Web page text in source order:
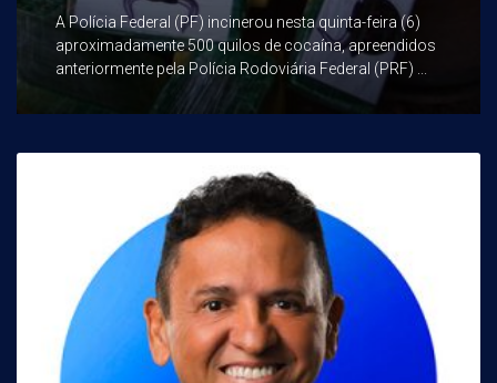
A Polícia Federal (PF) incinerou nesta quinta-feira (6)
aproximadamente 500 quilos de cocaína, apreendidos
anteriormente pela Polícia Rodoviária Federal (PRF) ...